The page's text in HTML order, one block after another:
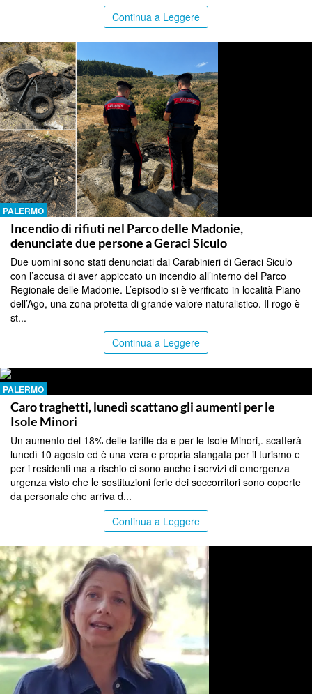
Continua a Leggere
PALERMO
Incendio di rifiuti nel Parco delle Madonie,
denunciate due persone a Geraci Siculo
Due uomini sono stati denunciati dai Carabinieri di Geraci Siculo
con l’accusa di aver appiccato un incendio all’interno del Parco
Regionale delle Madonie. L’episodio si è verificato in località Piano
dell’Ago, una zona protetta di grande valore naturalistico. Il rogo è
st...
Continua a Leggere
PALERMO
Caro traghetti, lunedì scattano gli aumenti per le
Isole Minori
Un aumento del 18% delle tariffe da e per le Isole Minori,. scatterà
lunedì 10 agosto ed è una vera e propria stangata per il turismo e
per i residenti ma a rischio ci sono anche i servizi di emergenza
urgenza visto che le sostituzioni ferie dei soccorritori sono coperte
da personale che arriva d...
Continua a Leggere